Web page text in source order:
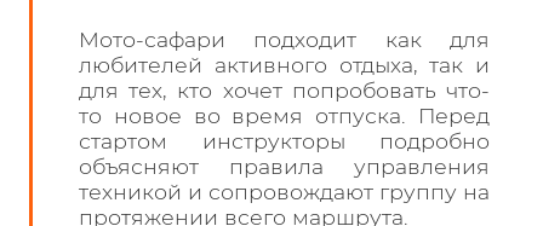
Мото-сафари подходит как для
любителей активного отдыха, так и
для тех, кто хочет попробовать что-
то новое во время отпуска. Перед
стартом инструкторы подробно
объясняют правила управления
техникой и сопровождают группу на
протяжении всего маршрута.